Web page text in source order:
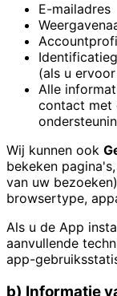
E-mailadres
(als u
Alle
contact met
Wij kunnen ook
bekeken
van uw
browsertype,
Als u de App
aanvullende
app-
b) Informatie